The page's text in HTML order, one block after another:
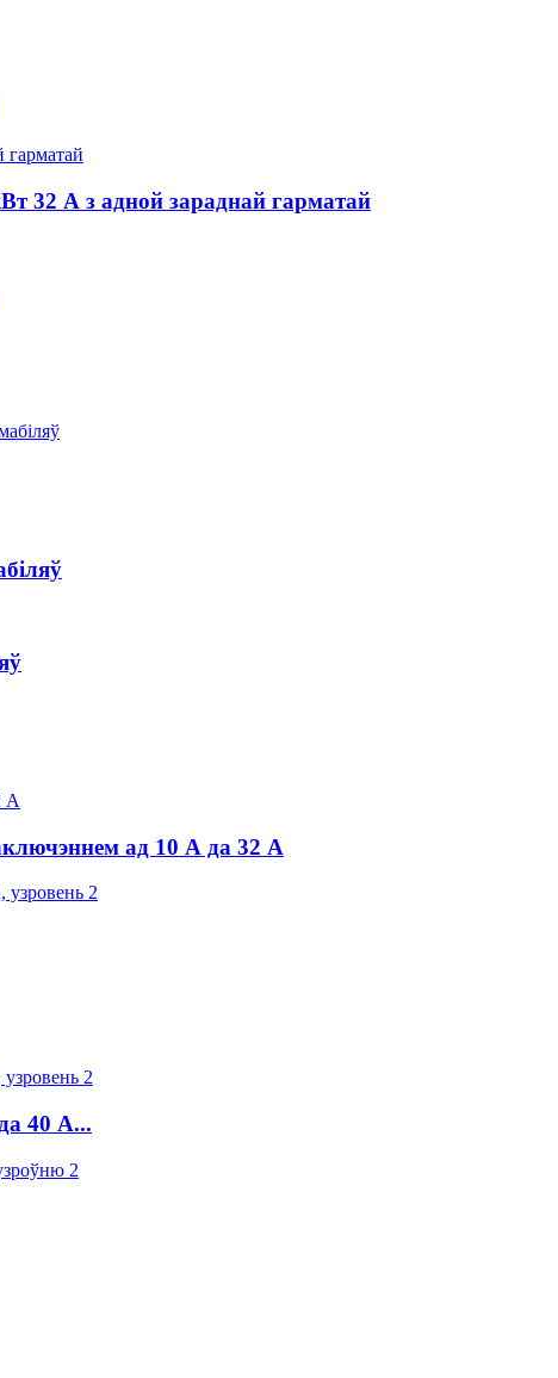
32 А з адной зараднай гарматай
ад 10 А да 32 А
40 А...